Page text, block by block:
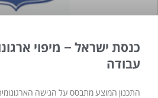
כנסת ישראל – מיפוי
עבודה
התכנון המוצע מתבסס על הגישה